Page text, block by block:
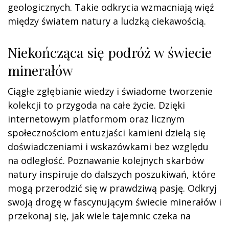
geologicznych. Takie odkrycia wzmacniają więź
między światem natury a ludzką ciekawością.
Niekończąca się podróż w świecie
minerałów
Ciągłe zgłębianie wiedzy i świadome tworzenie
kolekcji to przygoda na całe życie. Dzięki
internetowym platformom oraz licznym
społecznościom entuzjaści kamieni dzielą się
doświadczeniami i wskazówkami bez względu
na odległość. Poznawanie kolejnych skarbów
natury inspiruje do dalszych poszukiwań, które
mogą przerodzić się w prawdziwą pasję. Odkryj
swoją drogę w fascynującym świecie minerałów i
przekonaj się, jak wiele tajemnic czeka na